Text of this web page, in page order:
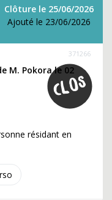
Clôture le 25/06/2026
Ajouté le 23/06/2026
371266
M. Pokora le 02
résidant en